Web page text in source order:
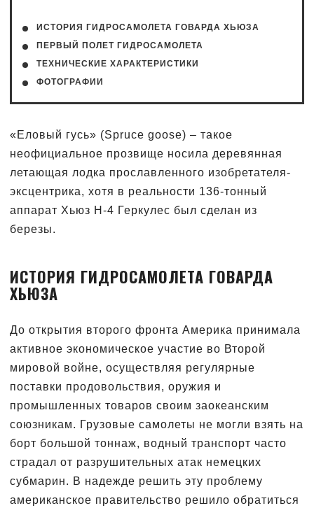
ИСТОРИЯ ГИДРОСАМОЛЕТА ГОВАРДА ХЬЮЗА
ПЕРВЫЙ ПОЛЕТ ГИДРОСАМОЛЕТА
ТЕХНИЧЕСКИЕ ХАРАКТЕРИСТИКИ
ФОТОГРАФИИ
«Еловый гусь» (Spruce goose) – такое
неофициальное прозвище носила деревянная
летающая лодка прославленного изобретателя-
эксцентрика, хотя в реальности 136-тонный
аппарат Хьюз Н-4 Геркулес был сделан из
березы.
ИСТОРИЯ ГИДРОСАМОЛЕТА ГОВАРДА
ХЬЮЗА
До открытия второго фронта Америка принимала
активное экономическое участие во Второй
мировой войне, осуществляя регулярные
поставки продовольствия, оружия и
промышленных товаров своим заокеанским
союзникам. Грузовые самолеты не могли взять на
борт большой тоннаж, водный транспорт часто
страдал от разрушительных атак немецких
субмарин. В надежде решить эту проблему
американское правительство решило обратиться